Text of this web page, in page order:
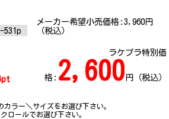
メーカー希望小売価格: 3,960円
（税込）
ラケプラ特別価
格: 2,600円（税込）
ラー＼サイズをお選び下さい。
ロールでお選び下さい。